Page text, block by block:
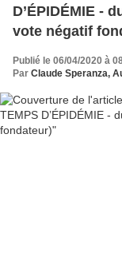
D’ÉPIDÉMIE -
vote négatif
Publié le 06/04/2020 à
Par Claude Speranza,